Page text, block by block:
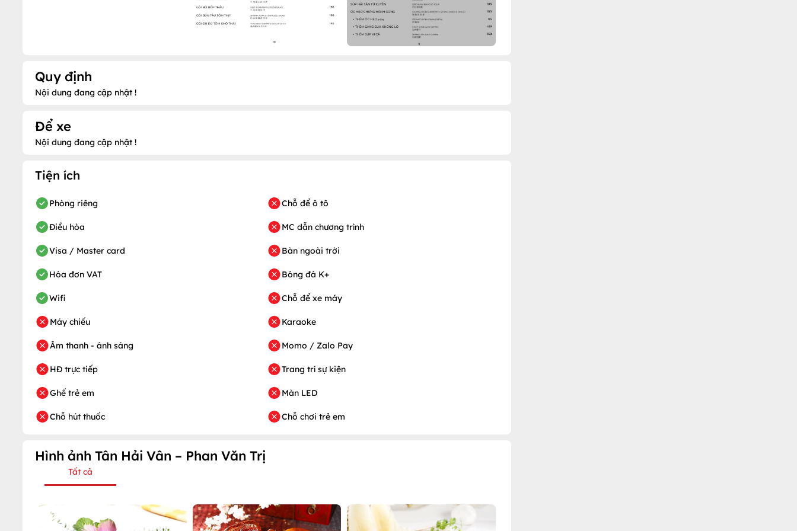
Quy định
Nội dung đang cập nhật !
Để xe
Nội dung đang cập nhật !
Tiện ích
Phòng riêng
Điều hòa
Visa / Master card
Hóa đơn VAT
Wifi
Máy chiếu
Âm thanh - ánh sáng
HĐ trực tiếp
Ghế trẻ em
Chỗ hút thuốc
Chỗ để ô tô
MC dẫn chương trình
Bàn ngoài trời
Bóng đá K+
Chỗ để xe máy
Karaoke
Momo / Zalo Pay
Trang trí sự kiện
Màn LED
Chỗ chơi trẻ em
Hình ảnh Tân Hải Vân – Phan Văn Trị
Tất cả